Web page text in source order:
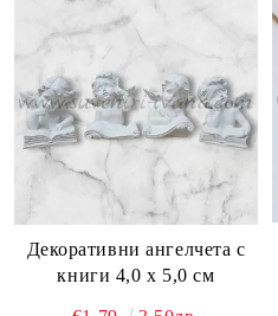
Декоративни ангелчета с
книги 4,0 х 5,0 см